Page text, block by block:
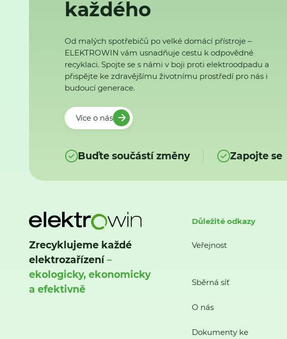
každého
Od malých spotřebičů po velké domácí přístroje –
ELEKTROWIN vám usnadňuje cestu k odpovědné
recyklaci. Spojte se s námi v boji proti elektroodpadu a
přispějte ke zdravějšímu životnímu prostředí pro nás i
budoucí generace.
Více o nás
Buďte součástí změny Zapojte se
Zrecyklujeme každé
elektrozařízení–
ekologicky, ekonomicky
a efektivně
Důležité odkazy
Veřejnost
Sběrná síť
O nás
Dokumenty ke